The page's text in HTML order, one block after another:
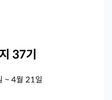
37기
~ 4월 21일